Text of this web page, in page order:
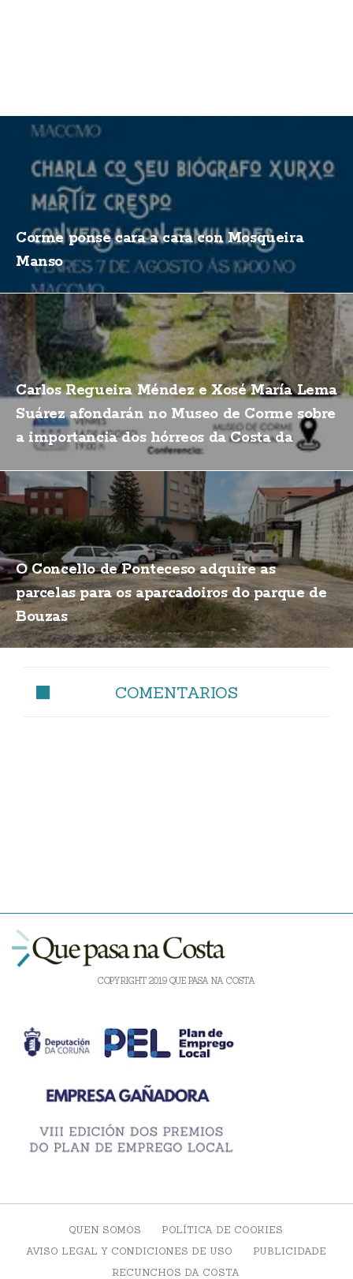
Corme ponse cara a cara con Mosqueira
Manso
Carlos Regueira Méndez e Xosé María Lema
Suárez afondarán no Museo de Corme sobre
a importancia dos hórreos da Costa da
O Concello de Ponteceso adquire as
parcelas para os aparcadoiros do parque de
Bouzas
COMENTARIOS
COPYRIGHT 2019 QUE PASA NA COSTA
QUEN SOMOS
POLÍTICA DE COOKIES
AVISO LEGAL Y CONDICIONES DE USO
PUBLICIDADE
RECUNCHOS DA COSTA